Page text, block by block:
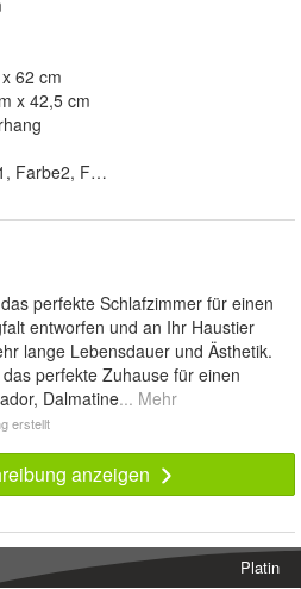
62 cm
x 42,5 cm
perfekte Schlafzimmer für einen
entworfen und an Ihr Haustier
lange Lebensdauer und Ästhetik.
perfekte Zuhause für einen
Dalmatine... Mehr
erstellt
anzeigen
Platin